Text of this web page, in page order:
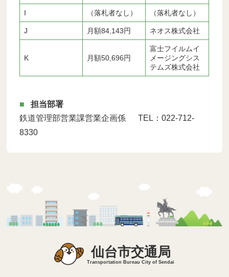
I （落札者なし） （落札者なし）
J 月額84,143円 ネオス株式会社
K 月額50,696円
富士フイルムイ
メージングシス
テムズ株式会社
担当部署
鉄道管理部営業課営業企画係 TEL：022-712-
8330
仙台市交通局
Transportation Bureau City of Sendai